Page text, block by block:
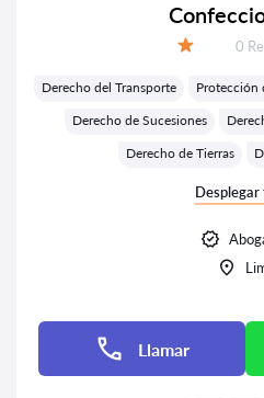
0
Derecho del Transporte
Protección
Derecho de Sucesiones
Derecho de Tierras
Desplegar
Llamar